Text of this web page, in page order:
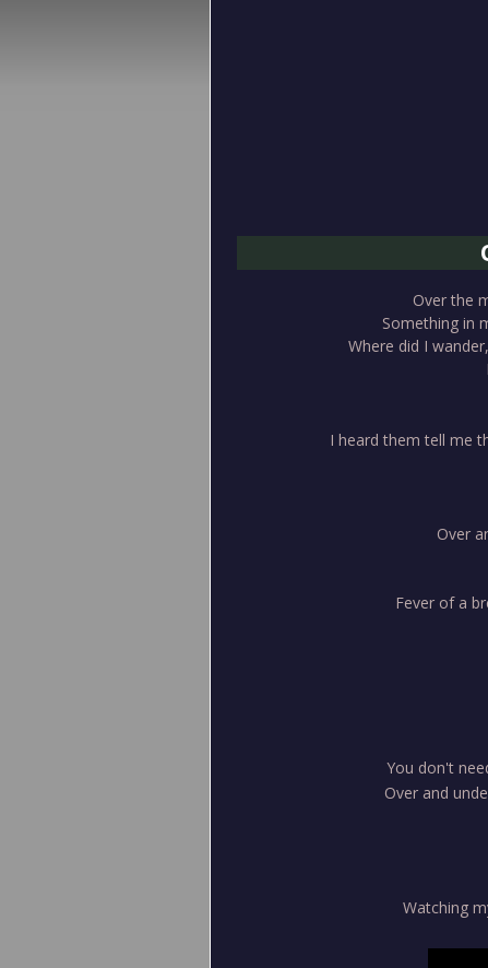
Over the
Something in
Where did I
I heard them tell me
Over
Fever of a
You don't
Over and
Watching